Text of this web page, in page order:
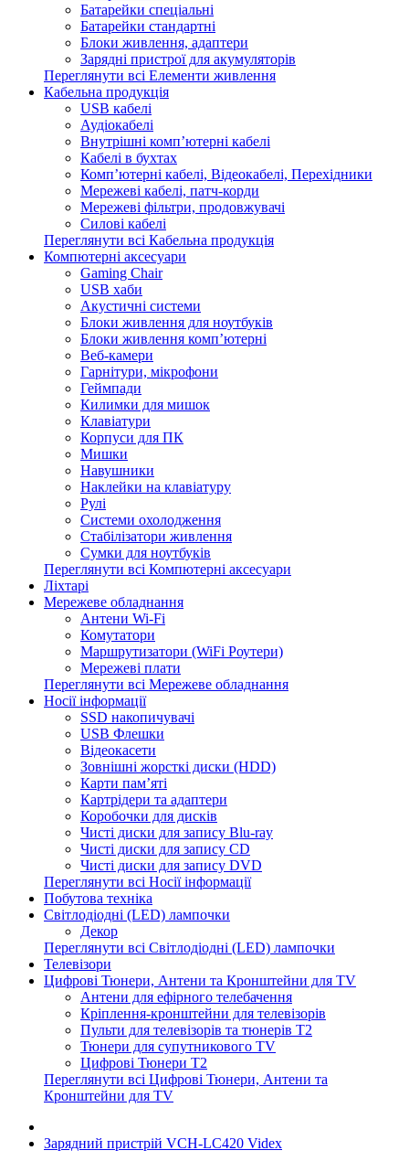
Батарейки спеціальні
Батарейки стандартні
Блоки живлення, адаптери
Зарядні пристрої для акумуляторів
Переглянути всі Елементи живлення
Кабельна продукція
USB кабелі
Аудіокабелі
Внутрішні комп’ютерні кабелі
Кабелі в бухтах
Комп’ютерні кабелі, Відеокабелі, Перехідники
Мережеві кабелі, патч-корди
Мережеві фільтри, продовжувачі
Силові кабелі
Переглянути всі Кабельна продукція
Компютерні аксесуари
Gaming Chair
USB хаби
Акустичні системи
Блоки живлення для ноутбуків
Блоки живлення комп’ютерні
Веб-камери
Гарнітури, мікрофони
Геймпади
Килимки для мишок
Клавіатури
Корпуси для ПК
Мишки
Навушники
Наклейки на клавіатуру
Рулі
Системи охолодження
Стабілізатори живлення
Сумки для ноутбуків
Переглянути всі Компютерні аксесуари
Ліхтарі
Мережеве обладнання
Антени Wi-Fi
Комутатори
Маршрутизатори (WiFi Роутери)
Мережеві плати
Переглянути всі Мережеве обладнання
Носії інформації
SSD накопичувачі
USB Флешки
Відеокасети
Зовнішні жорсткі диски (HDD)
Карти пам’яті
Картрідери та адаптери
Коробочки для дисків
Чисті диски для запису Blu-ray
Чисті диски для запису CD
Чисті диски для запису DVD
Переглянути всі Носії інформації
Побутова техніка
Світлодіодні (LED) лампочки
Декор
Переглянути всі Світлодіодні (LED) лампочки
Телевізори
Цифрові Тюнери, Антени та Кронштейни для TV
Антени для ефірного телебачення
Кріплення-кронштейни для телевізорів
Пульти для телевізорів та тюнерів T2
Тюнери для супутникового TV
Цифрові Тюнери T2
Переглянути всі Цифрові Тюнери, Антени та
Кронштейни для TV
Зарядний пристрій VCH-LC420 Videx